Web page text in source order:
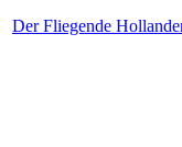
Der Fliegende